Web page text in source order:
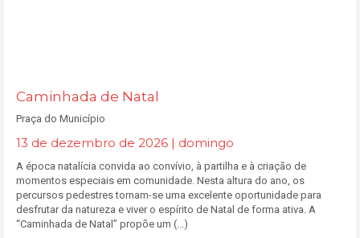
Caminhada de Natal
Praça do Município
13 de dezembro de 2026 | domingo
A época natalícia convida ao convívio, à partilha e à criação de
momentos especiais em comunidade. Nesta altura do ano, os
percursos pedestres tornam-se uma excelente oportunidade para
desfrutar da natureza e viver o espírito de Natal de forma ativa. A
“Caminhada de Natal” propõe um (...)